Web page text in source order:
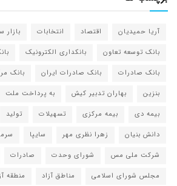
آریا حمیدیان اقتصاد انتخابات بازار
بانک توسعه تعاون
بانکداری الکترونیک
بانک صادرات
بانک صادرات ایران بانک
بنزین
بهاران تدبیر کیش به پرداخت ملت
بیمه دی
بیمه مرکزی تسهیلات تولید
دانش بنیان
زهرا نظری مهر سایپا
شرکت ملی مس
شورای وحدت صادرات
مجلس شورای اسلامی
مناطق آزاد منطقه